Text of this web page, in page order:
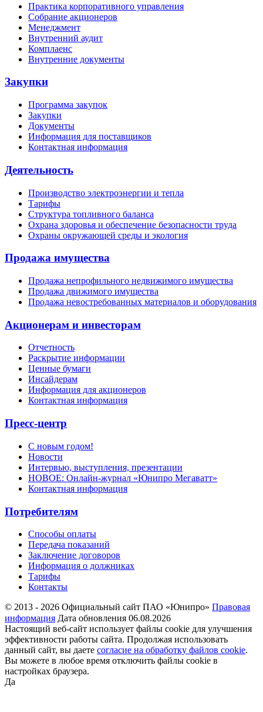
Практика корпоративного управления
Собрание акционеров
Менеджмент
Внутренний аудит
Комплаенс
Внутренние документы
Закупки
Программа закупок
Закупки
Документы
Информация для поставщиков
Контактная информация
Деятельность
Производство электроэнергии и тепла
Тарифы
Структура топливного баланса
Охрана здоровья и обеспечение безопасности труда
Охраны окружающей среды и экология
Продажа имущества
Продажа непрофильного недвижимого имущества
Продажа движимого имущества
Продажа невостребованных материалов и оборудования
Акционерам и инвесторам
Отчетность
Раскрытие информации
Ценные бумаги
Инсайдерам
Информация для акционеров
Контактная информация
Пресс-центр
С новым годом!
Новости
Интервью, выступления, презентации
НОВОЕ: Онлайн-журнал «Юнипро Мегаватт»
Контактная информация
Потребителям
Способы оплаты
Передача показаний
Заключение договоров
Информация о должниках
Тарифы
Контакты
© 2013 - 2026 Официальный сайт ПАО «Юнипро» Правовая
информация Дата обновления 06.08.2026
Настоящий веб-сайт использует файлы cookie для улучшения
эффективности работы сайта. Продолжая использовать
данный сайт, вы даете согласие на обработку файлов cookie.
Вы можете в любое время отключить файлы cookie в
настройках браузера.
Да